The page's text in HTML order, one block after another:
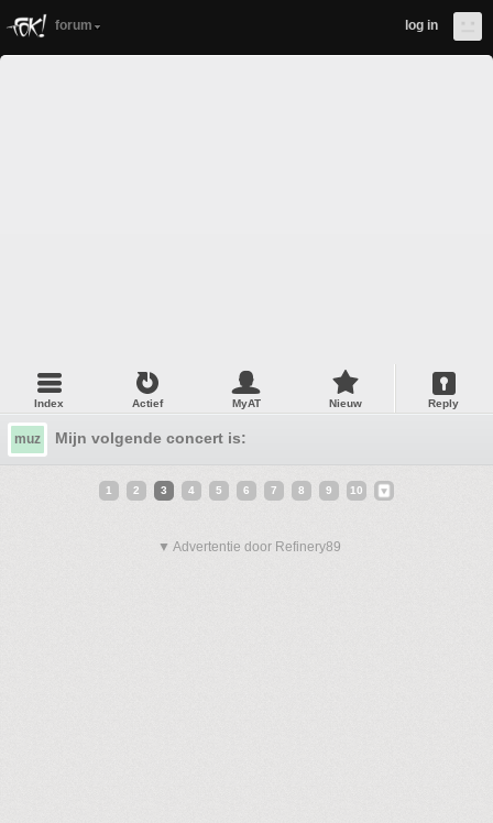
forum log in
Index Actief MyAT Nieuw Reply
muz Mijn volgende concert is:
1 2 3 4 5 6 7 8 9 10
▼ Advertentie door Refinery89